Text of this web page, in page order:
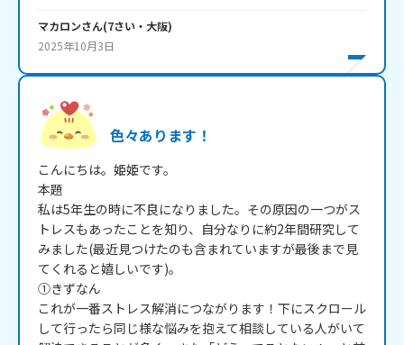
マカロンさん(7さい・ 大阪)
2025年10月3日
色々あります！
こんにちは。姫姫です。
本題
私は5年生の時に不良になりました。その原因の一つがス
トレスもあったことを知り、自分なりに約2年間研究して
みました(最近見つけたのも含まれていますが最後まで見
てくれると嬉しいです)。
①きずなん
これが一番ストレス解消につながります！下にスクロール
して行ったら同じ様な悩みを抱えて相談している人がいて